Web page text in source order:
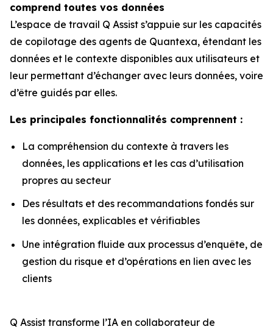
comprend toutes vos données
L’espace de travail Q Assist s’appuie sur les capacités
de copilotage des agents de Quantexa, étendant les
données et le contexte disponibles aux utilisateurs et
leur permettant d’échanger avec leurs données, voire
d’être guidés par elles.
Les principales fonctionnalités comprennent :
La compréhension du contexte à travers les
données, les applications et les cas d’utilisation
propres au secteur
Des résultats et des recommandations fondés sur
les données, explicables et vérifiables
Une intégration fluide aux processus d’enquête, de
gestion du risque et d’opérations en lien avec les
clients
Q Assist transforme l’IA en collaborateur de